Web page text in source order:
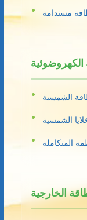
مستدامة
الكهروضوئية
الشمسية
الشمسية
المتكاملة
الخارجية